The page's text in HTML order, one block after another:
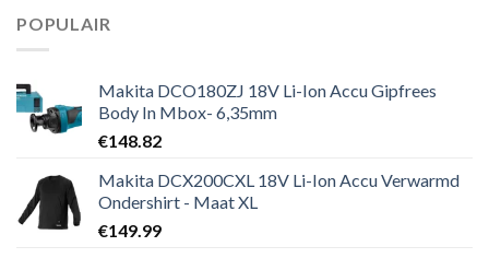
POPULAIR
Makita DCO180ZJ 18V Li-Ion Accu Gipfrees
Body In Mbox- 6,35mm
€148.82
Makita DCX200CXL 18V Li-Ion Accu Verwarmd
Ondershirt - Maat XL
€149.99